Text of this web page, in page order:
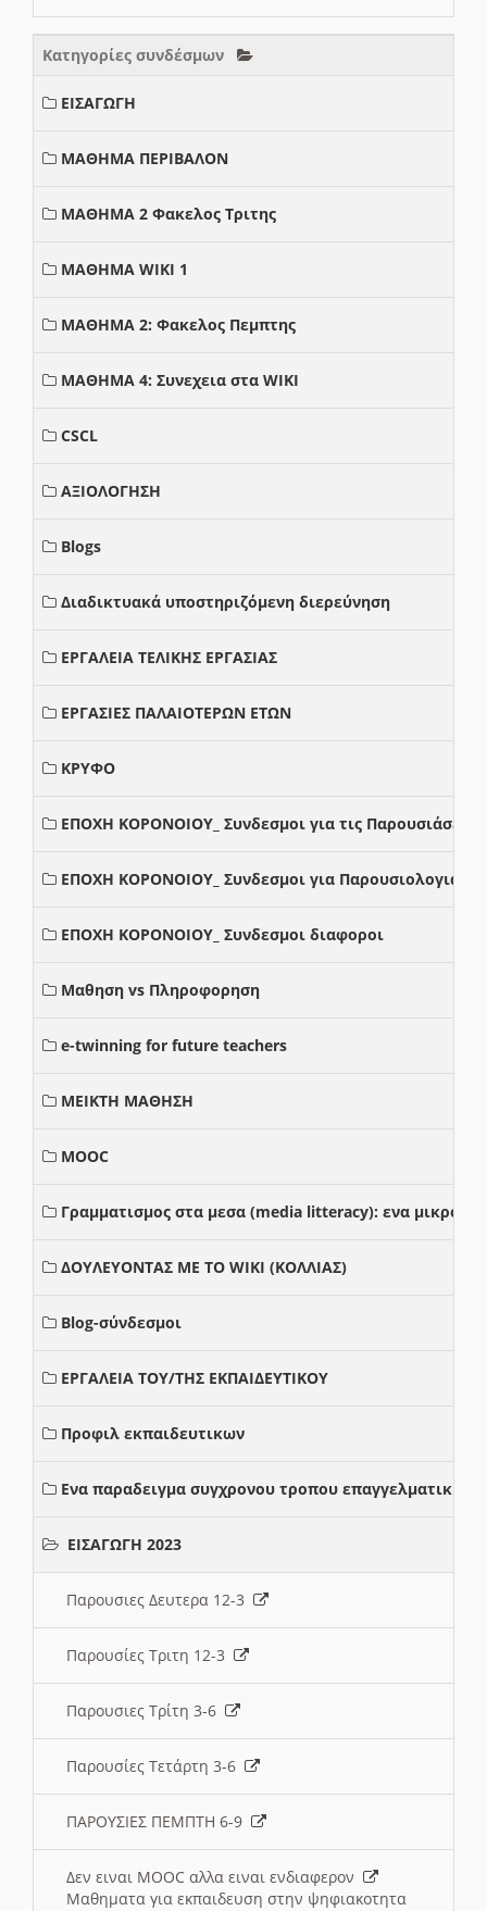
Κατηγορίες συνδέσμων
ΕΙΣΑΓΩΓΗ
ΜΑΘΗΜΑ ΠΕΡΙΒΑΛΟΝ
ΜΑΘΗΜΑ 2 Φακελος Τριτης
ΜΑΘΗΜΑ WIKI 1
ΜΑΘΗΜΑ 2: Φακελος Πεμπτης
ΜΑΘΗΜΑ 4: Συνεχεια στα WIKI
CSCL
ΑΞΙΟΛΟΓΗΣΗ
Blogs
Διαδικτυακά υποστηριζόμενη διερεύνηση
ΕΡΓΑΛΕΙΑ ΤΕΛΙΚΗΣ ΕΡΓΑΣΙΑΣ
ΕΡΓΑΣΙΕΣ ΠΑΛΑΙΟΤΕΡΩΝ ΕΤΩΝ
ΚΡΥΦΟ
ΕΠΟΧΗ ΚΟΡΟΝΟΙΟΥ_ Συνδεσμοι για τις Παρουσιάσεις
ΕΠΟΧΗ ΚΟΡΟΝΟΙΟΥ_ Συνδεσμοι για Παρουσιολογια
ΕΠΟΧΗ ΚΟΡΟΝΟΙΟΥ_ Συνδεσμοι διαφοροι
Μαθηση vs Πληροφορηση
e-twinning for future teachers
ΜΕΙΚΤΗ ΜΑΘΗΣΗ
MOOC
Γραμματισμος στα μεσα (media litteracy): ενα μικρο
ΔΟΥΛΕΥΟΝΤΑΣ ΜΕ ΤΟ WIKI (ΚΟΛΛΙΑΣ)
Blog-σύνδεσμοι
ΕΡΓΑΛΕΙΑ ΤΟΥ/ΤΗΣ ΕΚΠΑΙΔΕΥΤΙΚΟΥ
Προφιλ εκπαιδευτικων
Ενα παραδειγμα συγχρονου τροπου επαγγελματικης
ΕΙΣΑΓΩΓΗ 2023
Παρουσιες Δευτερα 12-3
Παρουσίες Τριτη 12-3
Παρουσιες Τρίτη 3-6
Παρουσίες Τετάρτη 3-6
ΠΑΡΟΥΣΙΕΣ ΠΕΜΠΤΗ 6-9
Δεν ειναι MOOC αλλα ειναι ενδιαφερον
Μαθηματα για εκπαιδευση στην ψηφιακοτητα